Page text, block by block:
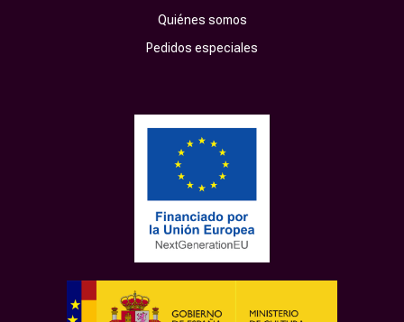
Quiénes somos
Pedidos especiales